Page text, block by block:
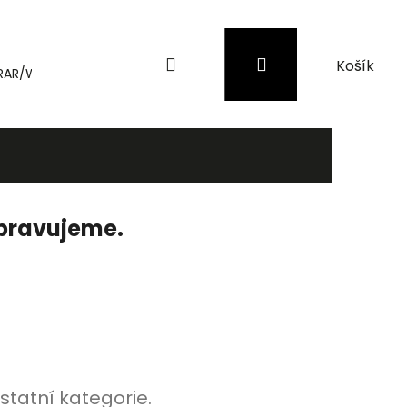
WinRAR Záložní zdroje (UPS) a přepěťové
PřihlášeníNákupní
košík
kategorie.